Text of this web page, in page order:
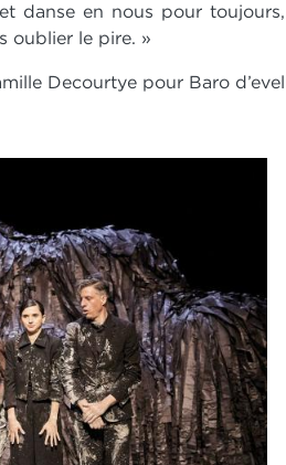
danse en nous pour toujours,
oublier le pire. »
Decourtye pour Baro d’evel